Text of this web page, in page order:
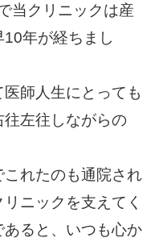
当クリニックは産
年が経ちまし
師人生にとっても
左往しながらの
れたのも通院され
ニックを支えてく
ると、いつも心か